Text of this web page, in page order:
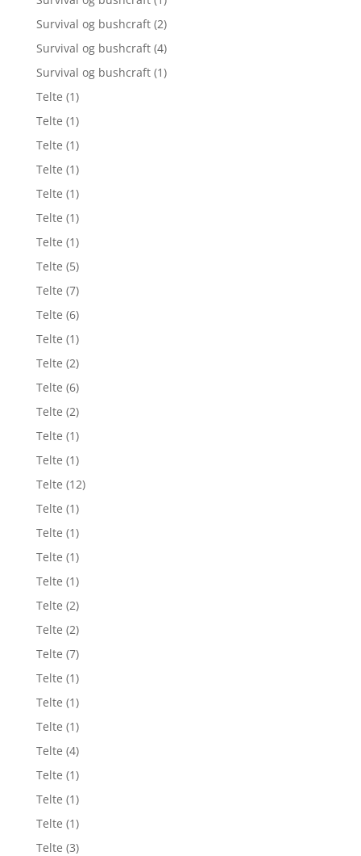
Survival og bushcraft (2)
Survival og bushcraft (4)
Survival og bushcraft (1)
Telte (1)
Telte (1)
Telte (1)
Telte (1)
Telte (1)
Telte (1)
Telte (1)
Telte (5)
Telte (7)
Telte (6)
Telte (1)
Telte (2)
Telte (6)
Telte (2)
Telte (1)
Telte (1)
Telte (12)
Telte (1)
Telte (1)
Telte (1)
Telte (1)
Telte (2)
Telte (2)
Telte (7)
Telte (1)
Telte (1)
Telte (1)
Telte (4)
Telte (1)
Telte (1)
Telte (1)
Telte (3)